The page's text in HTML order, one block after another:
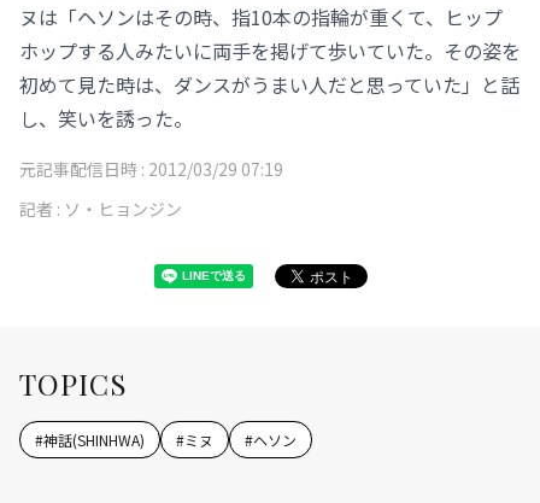
ヌは「ヘソンはその時、指10本の指輪が重くて、ヒップ
ホップする人みたいに両手を掲げて歩いていた。その姿を
初めて見た時は、ダンスがうまい人だと思っていた」と話
し、笑いを誘った。
元記事配信日時 : 2012/03/29 07:19
記者 : ソ・ヒョンジン
TOPICS
#神話(SHINHWA) #ミヌ #ヘソン